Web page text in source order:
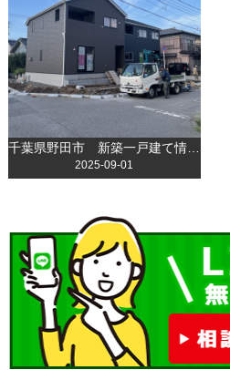
千葉県野田市 新築一戸建て情報更新いたしました！
2025-09-01